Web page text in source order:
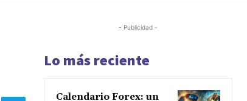
- Publicidad -
Lo más reciente
Calendario Forex: un